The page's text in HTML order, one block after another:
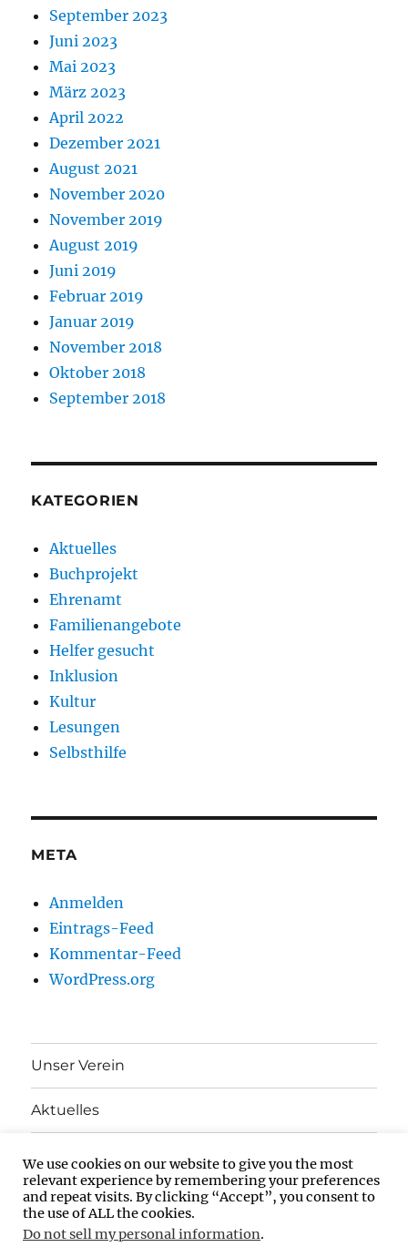
September 2023
Juni 2023
Mai 2023
März 2023
April 2022
Dezember 2021
August 2021
November 2020
November 2019
August 2019
Juni 2019
Februar 2019
Januar 2019
November 2018
Oktober 2018
September 2018
KATEGORIEN
Aktuelles
Buchprojekt
Ehrenamt
Familienangebote
Helfer gesucht
Inklusion
Kultur
Lesungen
Selbsthilfe
META
Anmelden
Eintrags-Feed
Kommentar-Feed
WordPress.org
Unser Verein
Aktuelles
Interessante Links zu Inklusion und Teilhabe
Impressum
We use cookies on our website to give you the most
relevant experience by remembering your preferences
and repeat visits. By clicking “Accept”, you consent to
the use of ALL the cookies.
Do not sell my personal information.